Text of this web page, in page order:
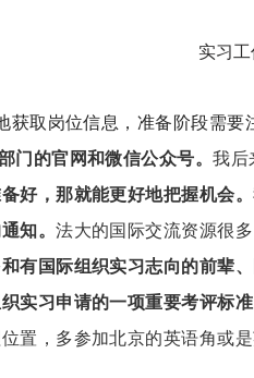
实习
取岗位信息，准备阶段需要
门的官网和微信公众号。我后
好，那就能更好地把握机会。
知。法大的国际交流资源很
有国际组织实习志向的前辈、
实习申请的一项重要考评标准
置，多参加北京的英语角或是